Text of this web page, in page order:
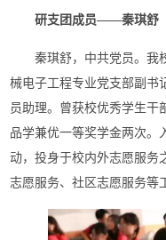
研支团成员——秦琪舒
秦琪舒，中共党员。我
械电子工程专业党支部副书
员助理。曾获校优秀学生干
品学兼优一等奖学金两次。
动，投身于校内外志愿服务
志愿服务、社区志愿服务等